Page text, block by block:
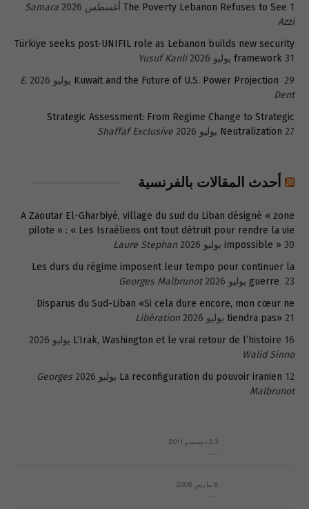
The Poverty Lebanon Refuses to See 1 أغسطس 2026
Samara
Azzi
Türkiye seeks post-UNIFIL role as Lebanon builds new security
framework 31 يوليو 2026
Yusuf Kanli
Kuwait and the Future of U.S. Power Projection 29 يوليو 2026
E.
Dent
Strategic Assessment: From Regime Change to Strategic
Neutralization 27 يوليو 2026 Shaffaf Exclusive
أحدث المقالات بالفرنسية
A Zaoutar El-Gharbiyé, village du sud du Liban désigné « zone
pilote » : « Les Israéliens ont tout détruit pour rendre la vie
impossible » 30 يوليو 2026
Laure Stephan
Les durs du régime imposent leur tempo pour continuer la
guerre 23 يوليو 2026
Georges Malbrunot
Disparus du Sud-Liban «Si cela dure encore, mon cœur ne
tiendra pas» 21 يوليو 2026
Libération
L’Irak, Washington et le vrai retour de l’histoire 16 يوليو 2026
Walid Sinno
La reconfiguration du pouvoir iranien 12 يوليو 2026
Georges
Malbrunot
23 ديسمبر 2011
8 مارس 2008